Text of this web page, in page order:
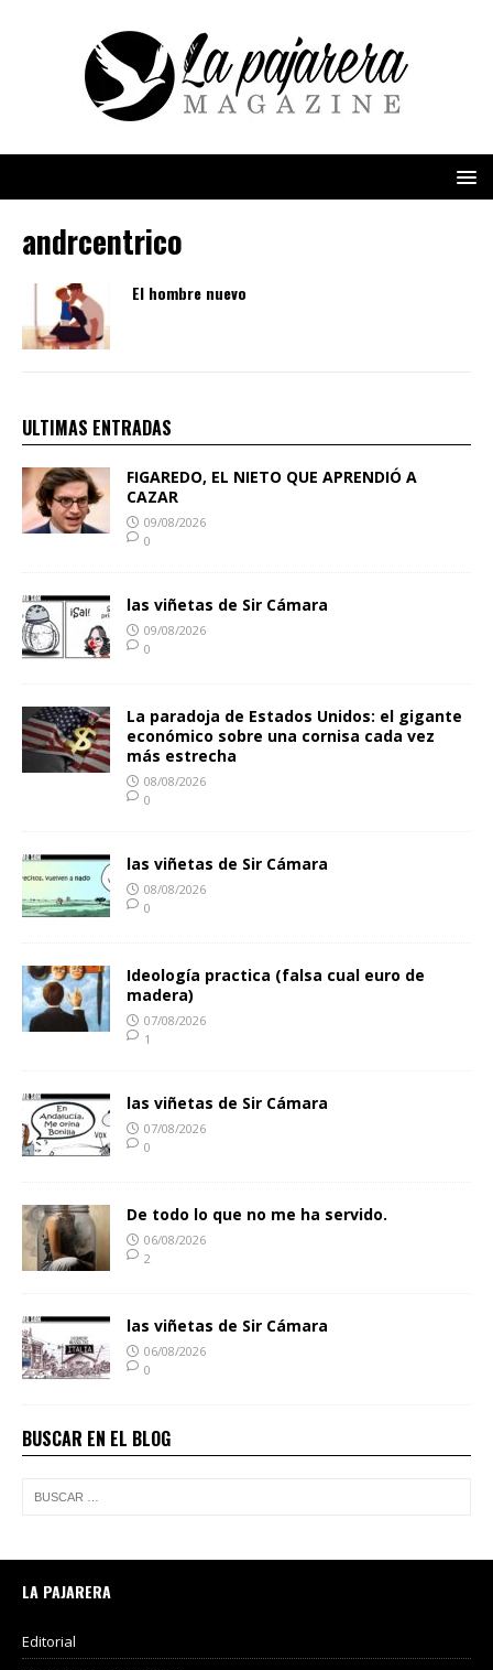
andrcentrico
El hombre nuevo
ULTIMAS ENTRADAS
FIGAREDO, EL NIETO QUE APRENDIÓ A
CAZAR
09/08/2026
0
las viñetas de Sir Cámara
09/08/2026
0
La paradoja de Estados Unidos: el gigante
económico sobre una cornisa cada vez
más estrecha
08/08/2026
0
las viñetas de Sir Cámara
08/08/2026
0
Ideología practica (falsa cual euro de
madera)
07/08/2026
1
las viñetas de Sir Cámara
07/08/2026
0
De todo lo que no me ha servido.
06/08/2026
2
las viñetas de Sir Cámara
06/08/2026
0
BUSCAR EN EL BLOG
LA PAJARERA
Editorial